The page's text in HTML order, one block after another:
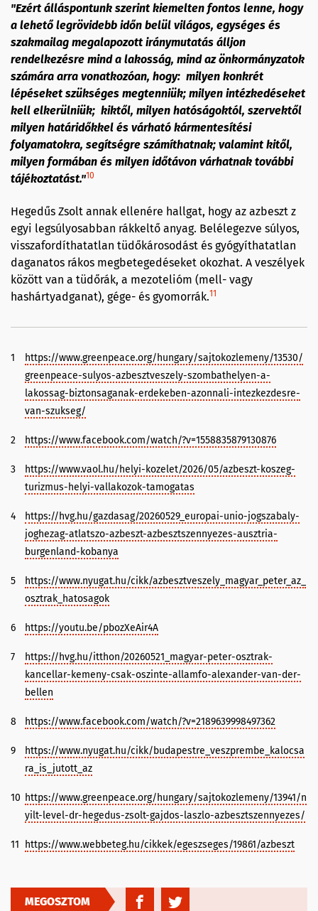
"Ezért álláspontunk szerint kiemelten fontos lenne, hogy
a lehető legrövidebb időn belül világos, egységes és
szakmailag megalapozott iránymutatás álljon
rendelkezésre mind a lakosság, mind az önkormányzatok
számára arra vonatkozóan, hogy: milyen konkrét
lépéseket szükséges megtenniük; milyen intézkedéseket
kell elkerülniük; kiktől, milyen hatóságoktól, szervektől
milyen határidőkkel és várható kármentesítési
folyamatokra, segítségre számíthatnak; valamint kitől,
milyen formában és milyen időtávon várhatnak további
tájékoztatást."10
Hegedűs Zsolt annak ellenére hallgat, hogy az azbeszt z
egyi legsúlyosabban rákkeltő anyag. Belélegezve súlyos,
visszafordíthatatlan tüdőkárosodást és gyógyíthatatlan
daganatos rákos megbetegedéseket okozhat. A veszélyek
között van a tüdőrák, a mezotelióm (mell- vagy
hashártyadganat), gége- és gyomorrák.11
1
https://www.greenpeace.org/hungary/sajtokozlemeny/13530/
greenpeace-sulyos-azbesztveszely-szombathelyen-a-
lakossag-biztonsaganak-erdekeben-azonnali-intezkezdesre-
van-szukseg/
2 https://www.facebook.com/watch/?v=1558835879130876
3
https://www.vaol.hu/helyi-kozelet/2026/05/azbeszt-koszeg-
turizmus-helyi-vallakozok-tamogatas
4
https://hvg.hu/gazdasag/20260529_europai-unio-jogszabaly-
joghezag-atlatszo-azbeszt-azbesztszennyezes-ausztria-
burgenland-kobanya
5
https://www.nyugat.hu/cikk/azbesztveszely_magyar_peter_az_
osztrak_hatosagok
6 https://youtu.be/pbozXeAir4A
7
https://hvg.hu/itthon/20260521_magyar-peter-osztrak-
kancellar-kemeny-csak-oszinte-allamfo-alexander-van-der-
bellen
8 https://www.facebook.com/watch/?v=2189639998497362
9
https://www.nyugat.hu/cikk/budapestre_veszprembe_kalocsa
ra_is_jutott_az
10 https://www.greenpeace.org/hungary/sajtokozlemeny/13941/n
yilt-level-dr-hegedus-zsolt-gajdos-laszlo-azbesztszennyezes/
11 https://www.webbeteg.hu/cikkek/egeszseges/19861/azbeszt
MEGOSZTOM